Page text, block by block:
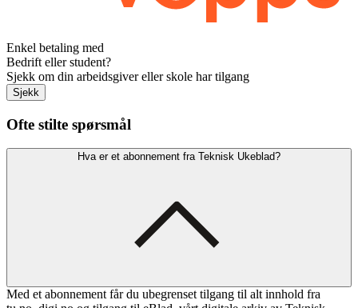
Enkel betaling med
Bedrift eller student?
Sjekk om din arbeidsgiver eller skole har tilgang
Sjekk
Ofte stilte spørsmål
Hva er et abonnement fra Teknisk Ukeblad?
Med et abonnement får du ubegrenset tilgang til alt innhold fra